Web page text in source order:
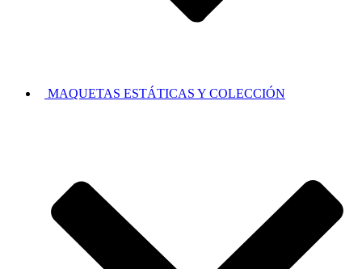
MAQUETAS ESTÁTICAS Y COLECCIÓN